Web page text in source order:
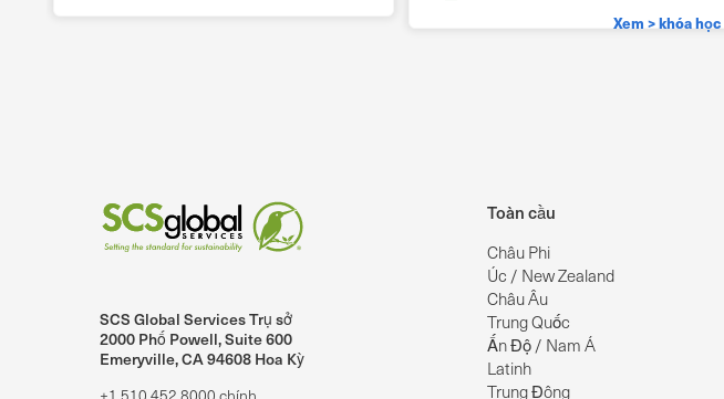
Xem > khóa học
SCS Global Services Trụ sở
2000 Phố Powell, Suite 600
Emeryville, CA 94608 Hoa Kỳ
Toàn cầu
Châu Phi
Úc / New Zealand
Châu Âu
Trung Quốc
Ấn Độ / Nam Á
Latinh
Trung Đông
trên LinkedIn.
SCS Global Services trên YouTube